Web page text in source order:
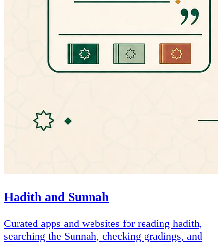
Hadith and Sunnah
Curated apps and websites for reading hadith,
searching the Sunnah, checking gradings, and